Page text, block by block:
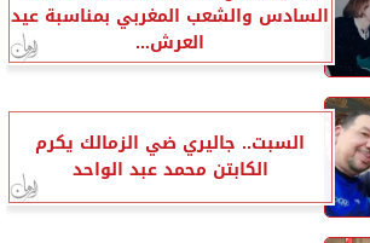
السادس والشعب المغربي بمناسبة عيد
العرش...
السبت.. جاليري ضي الزمالك يكرم
الكابتن محمد عبد الواحد